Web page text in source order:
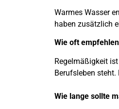
Warmes Wasser
haben zusätzlich
Wie oft
Regelmäßigkeit
Berufsleben
Wie lange sollte